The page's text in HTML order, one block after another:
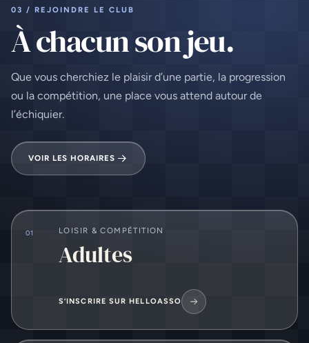
03 / REJOINDRE LE CLUB
À chacun son jeu.
Que vous cherchiez le plaisir d’une partie, la progression
ou la compétition, une place vous attend autour de
l’échiquier.
VOIR LES HORAIRES
01 LOISIR & COMPÉTITION
Adultes
S’INSCRIRE SUR HELLOASSO